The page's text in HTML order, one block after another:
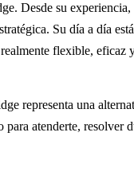
Desde su
Su día a día
flexible, eficaz
representa una
atenderte, resolver